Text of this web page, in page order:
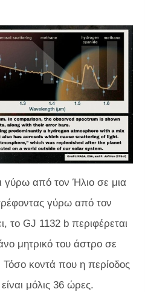
γύρω από τον Ήλιο σε μια
γύρω από τον
το GJ 1132 b περιφέρεται
μητρικό του άστρο σε
κοντά που η περίοδος
μόλις 36 ώρες.